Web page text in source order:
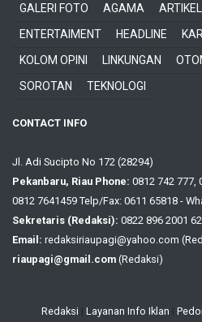
GALERI FOTO
AGAMA ARTIKEL
ENTERTAIMENT
HEADLINE
KOLOM OPINI
LINKUNGAN
SOROTAN
TEKNOLOGI
CONTACT INFO
Jl. Adi Sucipto No 172 (28294)
Pekanbaru, Riau Phone: 0812 742 777,
0812 7641459 Telp/Fax: 0611 65818 -
Sekretaris (Redaksi): 0822 896 2001
Email: redaksiriaupagi@yahoo.com
riaupagi@gmail.com (Redaksi)
Redaksi Layanan Info Iklan